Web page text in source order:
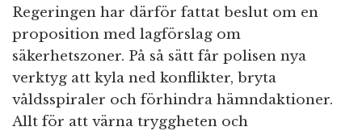
Regeringen har därför fattat beslut om en
proposition med lagförslag om
säkerhetszoner. På så sätt får polisen nya
verktyg att kyla ned konflikter, bryta
våldsspiraler och förhindra hämndaktioner.
Allt för att värna tryggheten och